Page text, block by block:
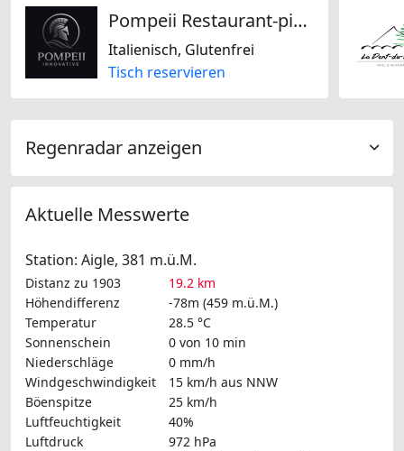
Pompeii Restaurant-pizzeria
Italienisch, Glutenfrei
Tisch reservieren
Regenradar anzeigen
Aktuelle Messwerte
Station: Aigle, 381 m.ü.M.
Distanz zu 1903
19.2 km
Höhendifferenz
-78m (459 m.ü.M.)
Temperatur
28.5 °C
Sonnenschein
0 von 10 min
Niederschläge
0 mm/h
Windgeschwindigkeit
15 km/h aus NNW
Böenspitze
25 km/h
Luftfeuchtigkeit
40%
Luftdruck
972 hPa